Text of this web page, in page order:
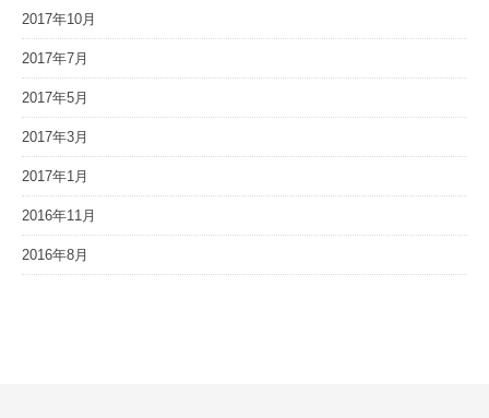
2017年10月
2017年7月
2017年5月
2017年3月
2017年1月
2016年11月
2016年8月